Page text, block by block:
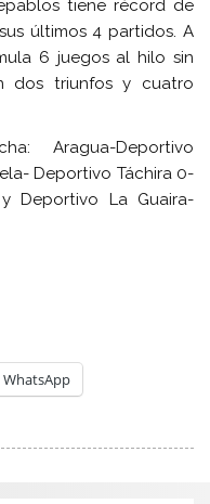
tiene récord de
últimos 4 partidos. A
6 juegos al hilo sin
dos triunfos y cuatro
Aragua-Deportivo
Deportivo Táchira 0-
Deportivo La Guaira-
WhatsApp